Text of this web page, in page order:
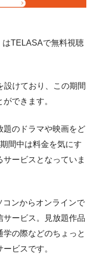
約408円 30日
618円 30日
はTELASAで無料視聴
けており、この期間
できます。
題のドラマや映画をど
間中は料金を気にす
ービスとなっていま
ンからオンラインで
ービス。見放題作品
の際などのちょっと
ビスです。